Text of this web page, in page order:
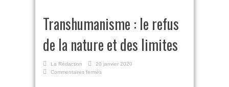
Transhumanisme : le refus
de la nature et des limites
La Rédaction
20 janvier 2020
Commentaires fermés